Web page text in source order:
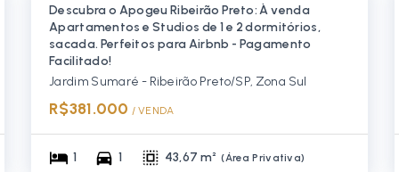
Descubra o Apogeu Ribeirão Preto: À venda
Apartamentos e Studios de 1 e 2 dormitórios,
sacada. Perfeitos para Airbnb - Pagamento
Facilitado!
Jardim Sumaré - Ribeirão Preto/SP, Zona Sul
R$381.000 / VENDA
1 1 43,67 m² (Área Privativa)